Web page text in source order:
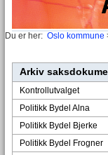
Du er her: Oslo kommune
Arkiv
Kontrollutvalget
Politikk Bydel Alna
Politikk Bydel Bjerke
Politikk Bydel Frogner